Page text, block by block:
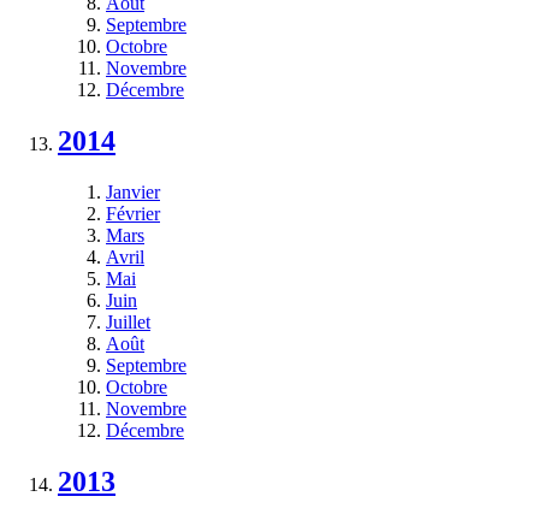
Septembre
Octobre
Novembre
Décembre
2014
Janvier
Février
Mars
Avril
Mai
Juin
Juillet
Août
Septembre
Octobre
Novembre
Décembre
2013